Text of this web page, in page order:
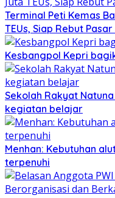
Terminal Peti Kemas
TEUs, Siap Rebut
Kesbangpol Kepri
Sekolah Rakyat
kegiatan belajar
Menhan: Kebutuhan
terpenuhi